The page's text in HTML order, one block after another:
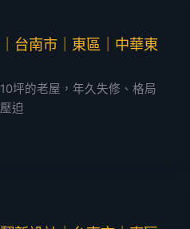
台南市｜東區｜中華東
坪的老屋，年久失修、格局
迫